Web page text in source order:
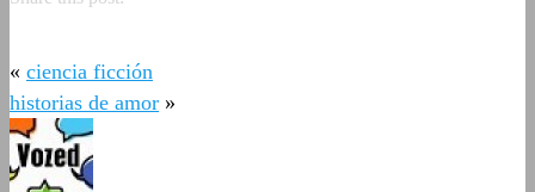
« ciencia ficción
historias de amor »